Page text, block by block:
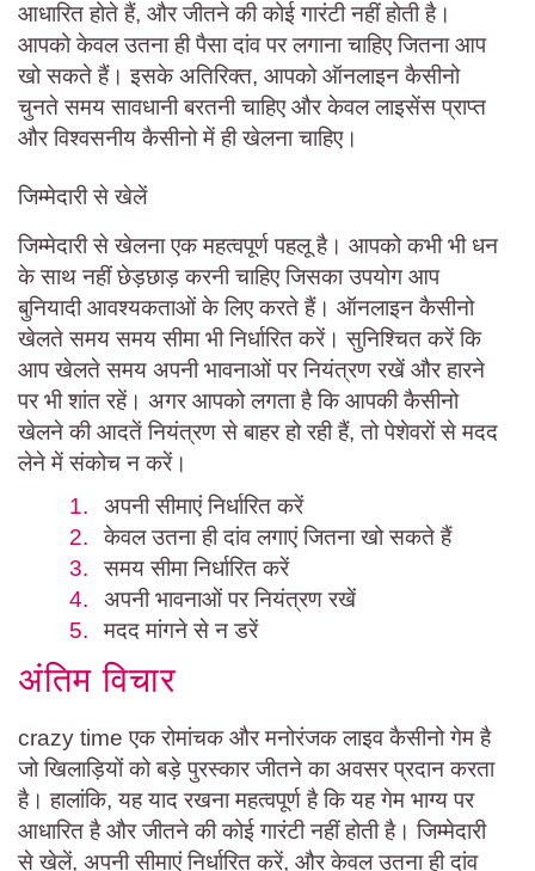
आधारित होते हैं, और जीतने की कोई गारंटी नहीं होती है।
आपको केवल उतना ही पैसा दांव पर लगाना चाहिए जितना आप
खो सकते हैं। इसके अतिरिक्त, आपको ऑनलाइन कैसीनो
चुनते समय सावधानी बरतनी चाहिए और केवल लाइसेंस प्राप्त
और विश्वसनीय कैसीनो में ही खेलना चाहिए।
जिम्मेदारी से खेलें
जिम्मेदारी से खेलना एक महत्वपूर्ण पहलू है। आपको कभी भी धन
के साथ नहीं छेड़छाड़ करनी चाहिए जिसका उपयोग आप
बुनियादी आवश्यकताओं के लिए करते हैं। ऑनलाइन कैसीनो
खेलते समय समय सीमा भी निर्धारित करें। सुनिश्चित करें कि
आप खेलते समय अपनी भावनाओं पर नियंत्रण रखें और हारने
पर भी शांत रहें। अगर आपको लगता है कि आपकी कैसीनो
खेलने की आदतें नियंत्रण से बाहर हो रही हैं, तो पेशेवरों से मदद
लेने में संकोच न करें।
अपनी सीमाएं निर्धारित करें
केवल उतना ही दांव लगाएं जितना खो सकते हैं
समय सीमा निर्धारित करें
अपनी भावनाओं पर नियंत्रण रखें
मदद मांगने से न डरें
अंतिम विचार
crazy time एक रोमांचक और मनोरंजक लाइव कैसीनो गेम है
जो खिलाड़ियों को बड़े पुरस्कार जीतने का अवसर प्रदान करता
है। हालांकि, यह याद रखना महत्वपूर्ण है कि यह गेम भाग्य पर
आधारित है और जीतने की कोई गारंटी नहीं होती है। जिम्मेदारी
से खेलें, अपनी सीमाएं निर्धारित करें, और केवल उतना ही दांव